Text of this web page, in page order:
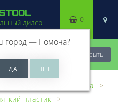
купить! Закрыть
дилер
город — Помона?
0
Пилки для лобзика
пластик